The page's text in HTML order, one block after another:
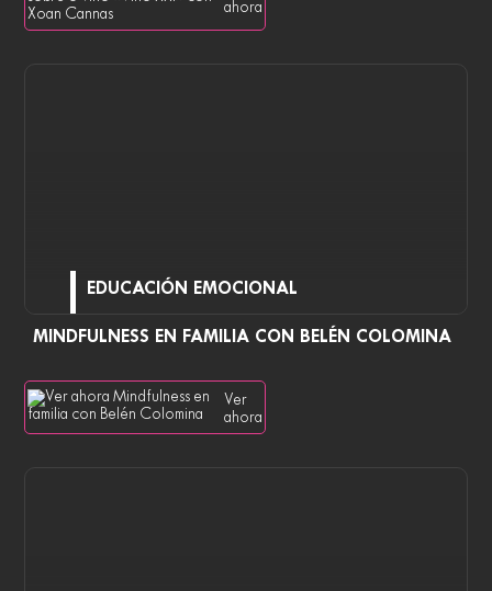
ahora
EDUCACIÓN EMOCIONAL
MINDFULNESS EN FAMILIA CON BELÉN COLOMINA
Ver
ahora